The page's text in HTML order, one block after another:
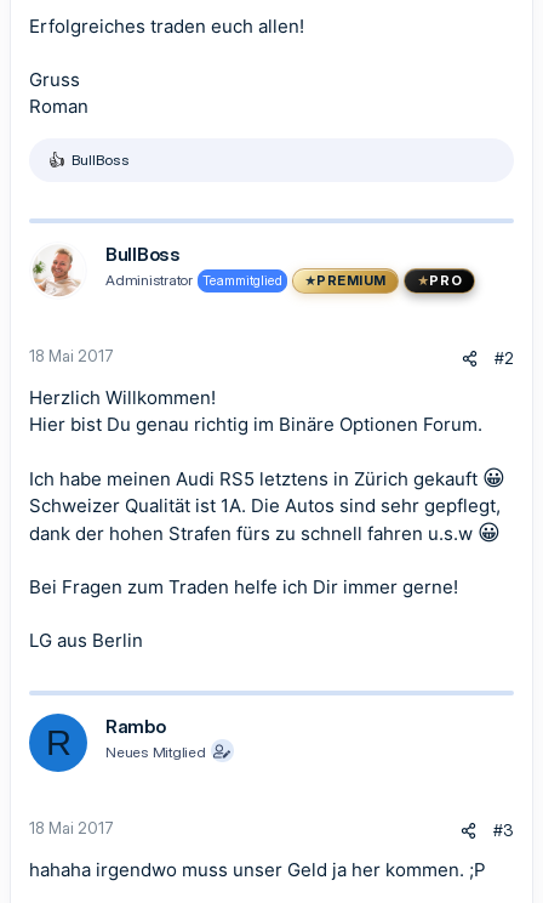
Erfolgreiches traden euch allen!
Gruss
Roman
R
k
o
BullBoss
BullBoss
Administrator Teammitglied PREMIUM PRO
18 Mai 2017 #2
Herzlich Willkommen!
Hier bist Du genau richtig im Binäre Optionen Forum.
Ich habe meinen Audi RS5 letztens in Zürich gekauft 😀
Schweizer Qualität ist 1A. Die Autos sind sehr gepflegt,
dank der hohen Strafen fürs zu schnell fahren u.s.w 😀
Bei Fragen zum Traden helfe ich Dir immer gerne!
LG aus Berlin
R Rambo
Neues Mitglied
18 Mai 2017 #3
hahaha irgendwo muss unser Geld ja her kommen. ;P